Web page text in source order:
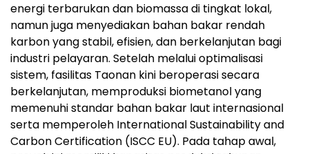
energi terbarukan dan biomassa di tingkat lokal,
namun juga menyediakan bahan bakar rendah
karbon yang stabil, efisien, dan berkelanjutan bagi
industri pelayaran. Setelah melalui optimalisasi
sistem, fasilitas Taonan kini beroperasi secara
berkelanjutan, memproduksi biometanol yang
memenuhi standar bahan bakar laut internasional
serta memperoleh International Sustainability and
Carbon Certification (ISCC EU). Pada tahap awal,